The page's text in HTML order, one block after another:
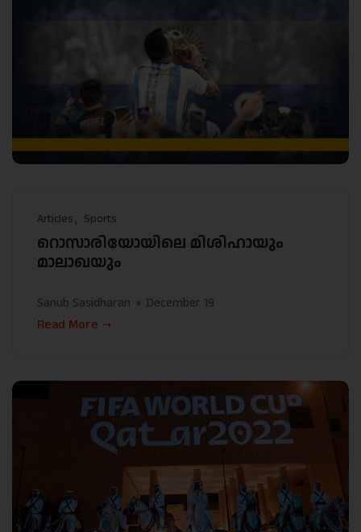
Articles Sports
റൊസാരിയോയിലെ മിശിഹായും
മാലാഖയും
Sanub Sasidharan December 19
Read More